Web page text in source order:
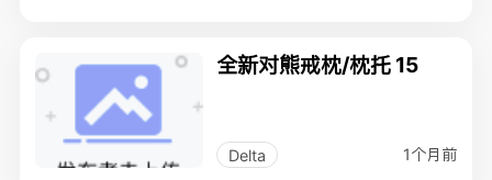
全新对熊戒枕/枕托 15
Delta 1个月前